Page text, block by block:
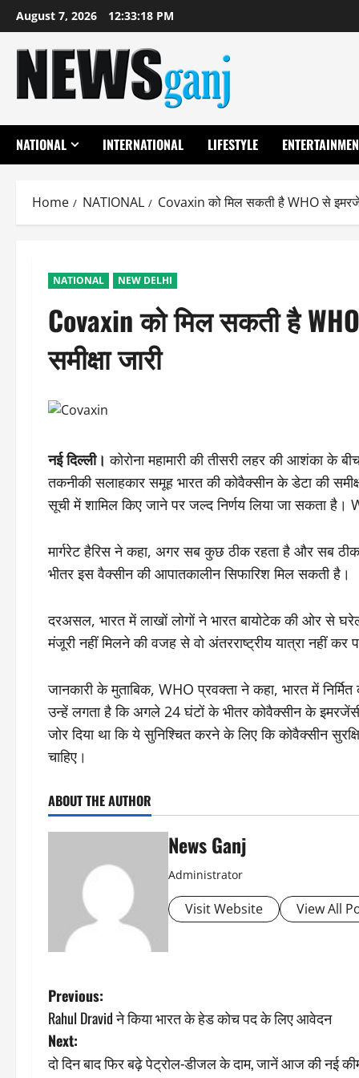
Skip
to
content
August 7, 2026 12:33:19 PM
NATIONAL INTERNATIONAL LIFESTYLE
Home NATIONAL Covaxin को मिल सकती है WHO से
NATIONAL NEW DELHI
Covaxin को मिल सकती है
समीक्षा जारी
नई दिल्ली। कोरोना महामारी की तीसरी लहर की आशंका
तकनीकी सलाहकार समूह भारत की कोवैक्सीन के डेटा की
सूची में शामिल किए जाने पर जल्द निर्णय लिया जा सकता है।
मार्गरेट हैरिस ने कहा, अगर सब कुछ ठीक रहता है और सब
भीतर इस वैक्सीन की आपातकालीन सिफारिश मिल सकती है।
दरअसल, भारत में लाखों लोगों ने भारत बायोटेक की ओर से
मंजूरी नहीं मिलने की वजह से वो अंतरराष्ट्रीय यात्रा नहीं कर
जानकारी के मुताबिक, WHO प्रवक्ता ने कहा, भारत में
उन्हें लगता है कि अगले 24 घंटों के भीतर कोवैक्सीन के
जोर दिया था कि ये सुनिश्चित करने के लिए कि कोवैक्सीन
चाहिए।
ABOUT THE AUTHOR
News Ganj
Administrator
Visit Website View All
P
o
s
Previous:
Rahul Dravid ने किया भारत के हेड कोच पद के लिए आवेदन
Next:
दो दिन बाद फिर बढ़े पेट्रोल-डीजल के दाम, जानें आज की नई